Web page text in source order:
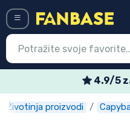
Životinja proizvodi
Ulazak